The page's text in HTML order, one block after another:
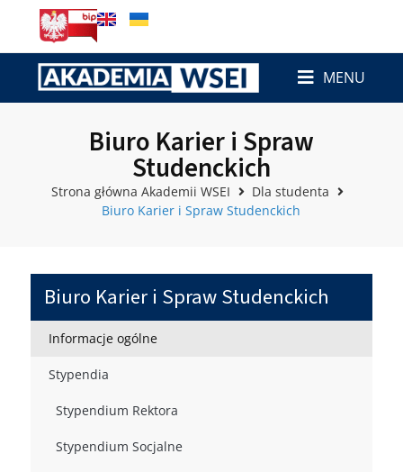
MENU
Biuro Karier i Spraw
Studenckich
Strona główna Akademii WSEI
Dla studenta
Biuro Karier i Spraw Studenckich
Biuro Karier i Spraw Studenckich
Informacje ogólne
Stypendia
Stypendium Rektora
Stypendium Socjalne